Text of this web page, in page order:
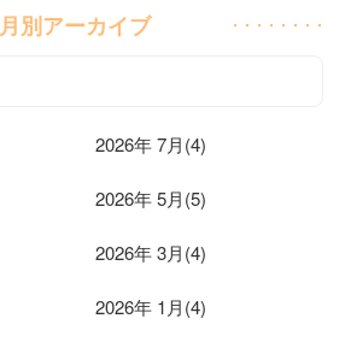
月別アーカイブ
2026年 7月(4)
2026年 5月(5)
2026年 3月(4)
2026年 1月(4)